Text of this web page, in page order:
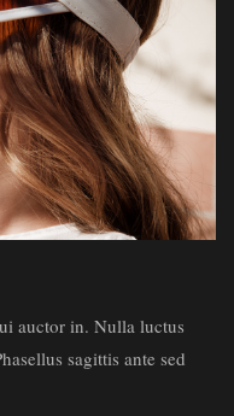
auctor in. Nulla luctus
sagittis ante sed